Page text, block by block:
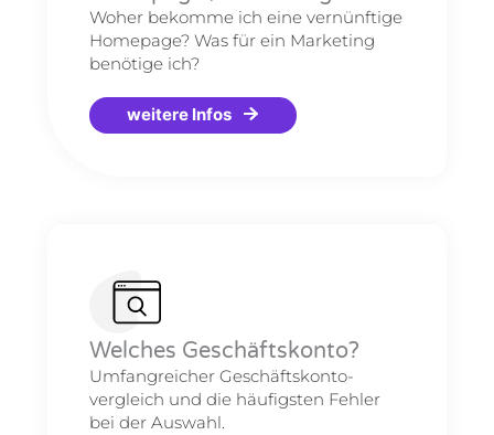
Woher bekomme ich eine vernünftige
Homepage? Was für ein Marketing
benötige ich?
weitere Infos
Welches Geschäftskonto?
Umfangreicher Geschäftskonto-
vergleich und die häufigsten Fehler
bei der Auswahl.